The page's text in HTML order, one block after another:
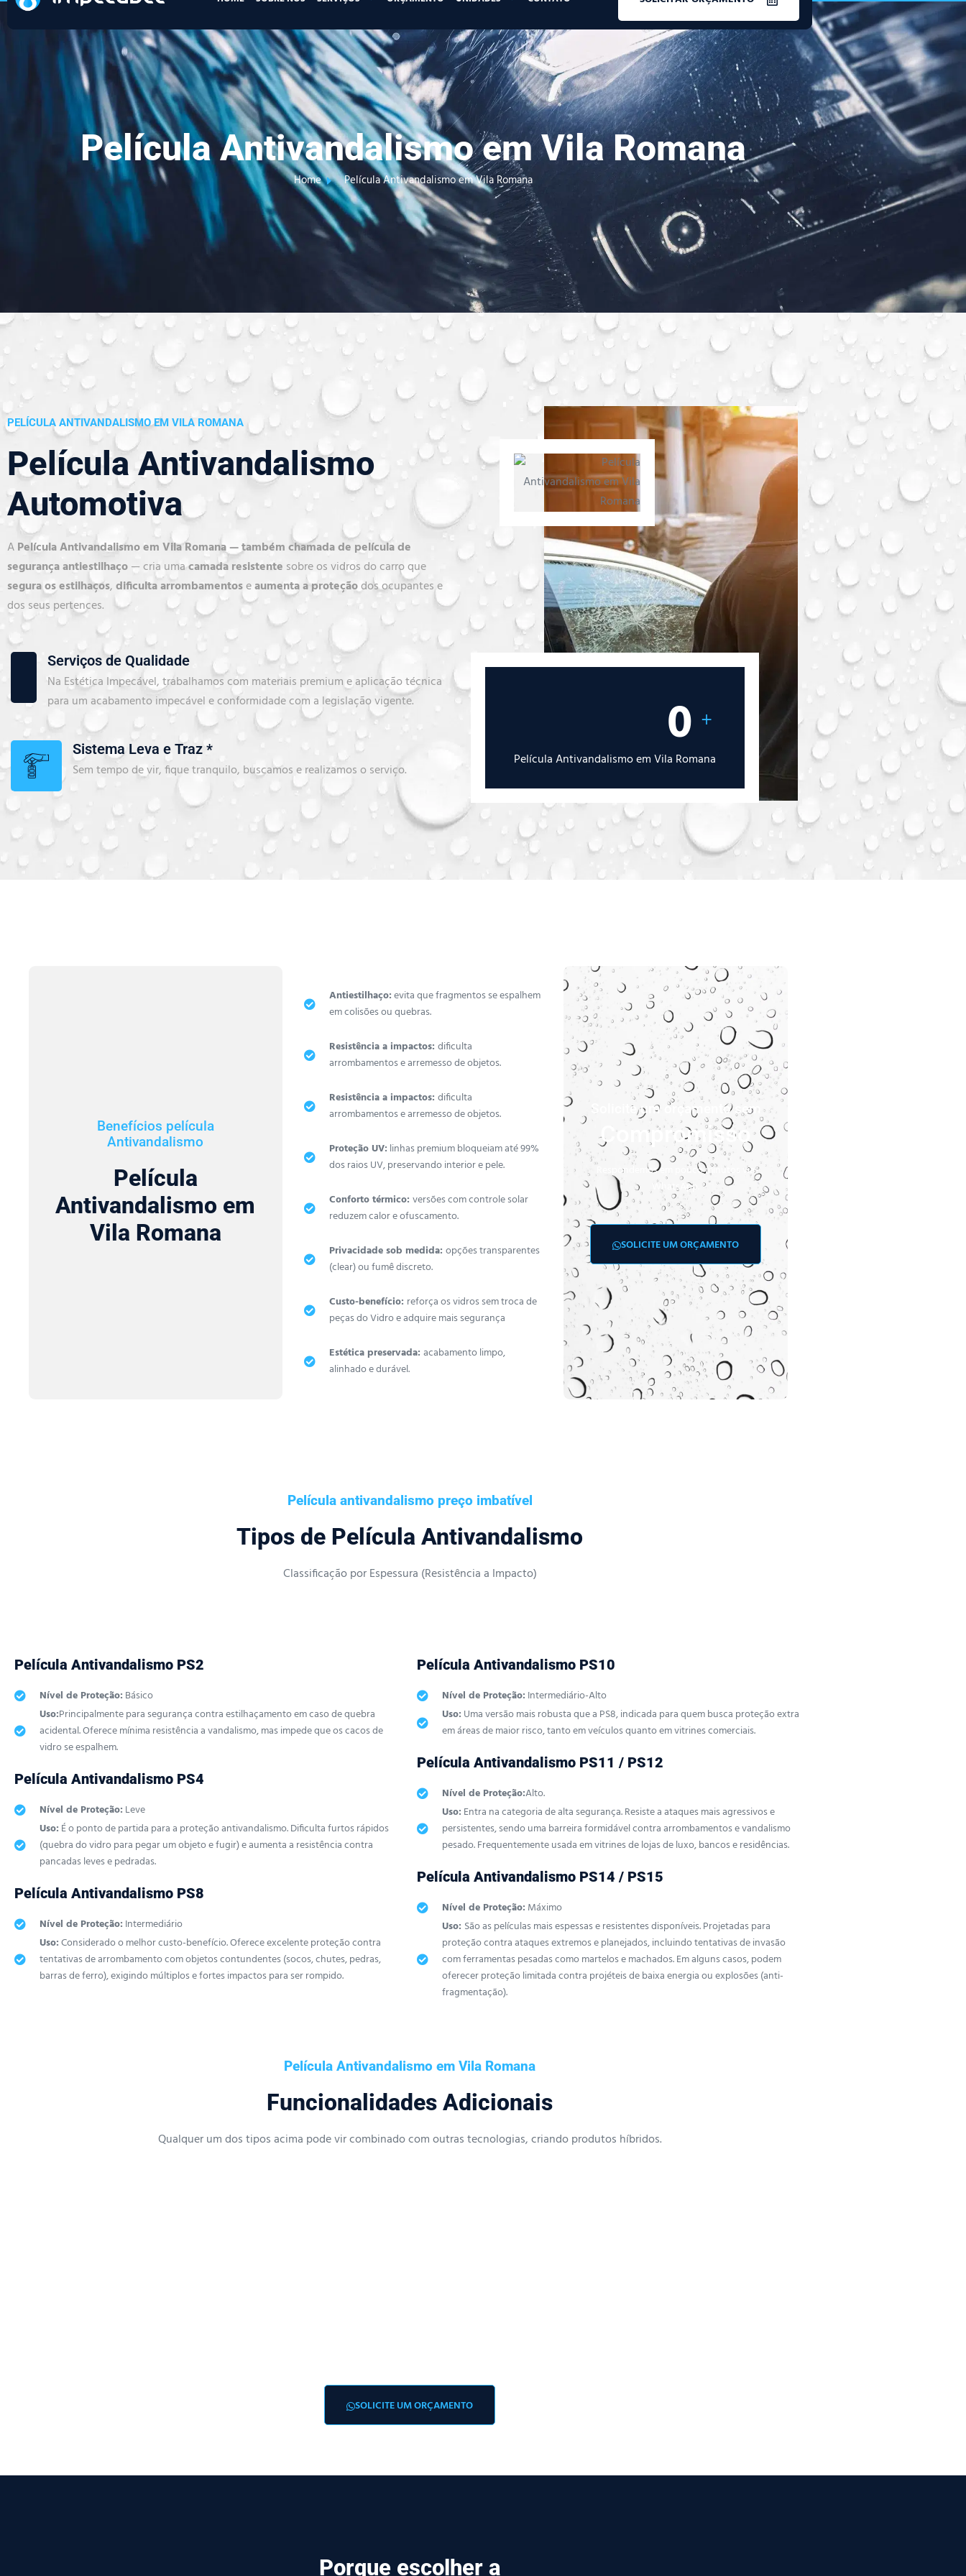
Película Antivandalismo em Vila Romana
Home Película Antivandalismo em Vila Romana
PELÍCULA ANTIVANDALISMO EM VILA ROMANA
Película Antivandalismo
Automotiva
APelícula Antivandalismo em Vila Romana — também chamada de película de
segurança antiestilhaço— cria umacamada resistente sobre os vidros do carro que
segura os estilhaços,dificulta arrombamentoseaumenta a proteçãodos ocupantes e
dos seus pertences.
Serviços de Qualidade
Na Estética Impecável, trabalhamos com materiais premium e aplicação técnica
para um acabamento impecável e conformidade com a legislação vigente.
Sistema Leva e Traz *
Sem tempo de vir, fique tranquilo, buscamos e realizamos o serviço.
0 +
Película Antivandalismo em Vila Romana
Benefícios película
Antivandalismo
Película
Antivandalismo em
Vila Romana
Antiestilhaço:evita que fragmentos se espalhem
em colisões ou quebras.
Resistência a impactos: dificulta
arrombamentos e arremesso de objetos.
Resistência a impactos: dificulta
arrombamentos e arremesso de objetos.
Proteção UV: linhas premium bloqueiam até 99%
dos raios UV, preservando interior e pele.
Conforto térmico: versões com controle solar
reduzem calor e ofuscamento.
Privacidade sob medida: opções transparentes
(clear) ou fumê discreto.
Custo-benefício: reforça os vidros sem troca de
peças do Vidro e adquire mais segurança
Estética preservada: acabamento limpo,
alinhado e durável.
Solicite um orçamento sem
Compromisso
Respondemos em pouco minutos via
WhatsApp.
SOLICITE UM ORÇAMENTO
Película antivandalismo preço imbatível
Tipos de Película Antivandalismo
Classificação por Espessura (Resistência a Impacto)
Película Antivandalismo PS2
Nível de Proteção: Básico
Uso:Principalmente para segurança contra estilhaçamento em caso de quebra
acidental. Oferece mínima resistência a vandalismo, mas impede que os cacos de
vidro se espalhem.
Película Antivandalismo PS4
Nível de Proteção: Leve
Uso: É o ponto de partida para a proteção antivandalismo. Dificulta furtos rápidos
(quebra do vidro para pegar um objeto e fugir) e aumenta a resistência contra
pancadas leves e pedradas.
Película Antivandalismo PS8
Nível de Proteção: Intermediário
Uso:Considerado o melhor custo-benefício. Oferece excelente proteção contra
tentativas de arrombamento com objetos contundentes (socos, chutes, pedras,
barras de ferro), exigindo múltiplos e fortes impactos para ser rompido.
Película Antivandalismo PS10
Nível de Proteção: Intermediário-Alto
Uso: Uma versão mais robusta que a PS8, indicada para quem busca proteção extra
em áreas de maior risco, tanto em veículos quanto em vitrines comerciais.
Película Antivandalismo PS11 / PS12
Nível de Proteção:Alto.
Uso: Entra na categoria de alta segurança. Resiste a ataques mais agressivos e
persistentes, sendo uma barreira formidável contra arrombamentos e vandalismo
pesado. Frequentemente usada em vitrines de lojas de luxo, bancos e residências.
Película Antivandalismo PS14 / PS15
Nível de Proteção: Máximo
Uso: São as películas mais espessas e resistentes disponíveis. Projetadas para
proteção contra ataques extremos e planejados, incluindo tentativas de invasão
com ferramentas pesadas como martelos e machados. Em alguns casos, podem
oferecer proteção limitada contra projéteis de baixa energia ou explosões (anti-
fragmentação).
Película Antivandalismo em Vila Romana
Funcionalidades Adicionais
Qualquer um dos tipos acima pode vir combinado com outras tecnologias, criando produtos híbridos.
SOLICITE UM ORÇAMENTO
Porque escolher a